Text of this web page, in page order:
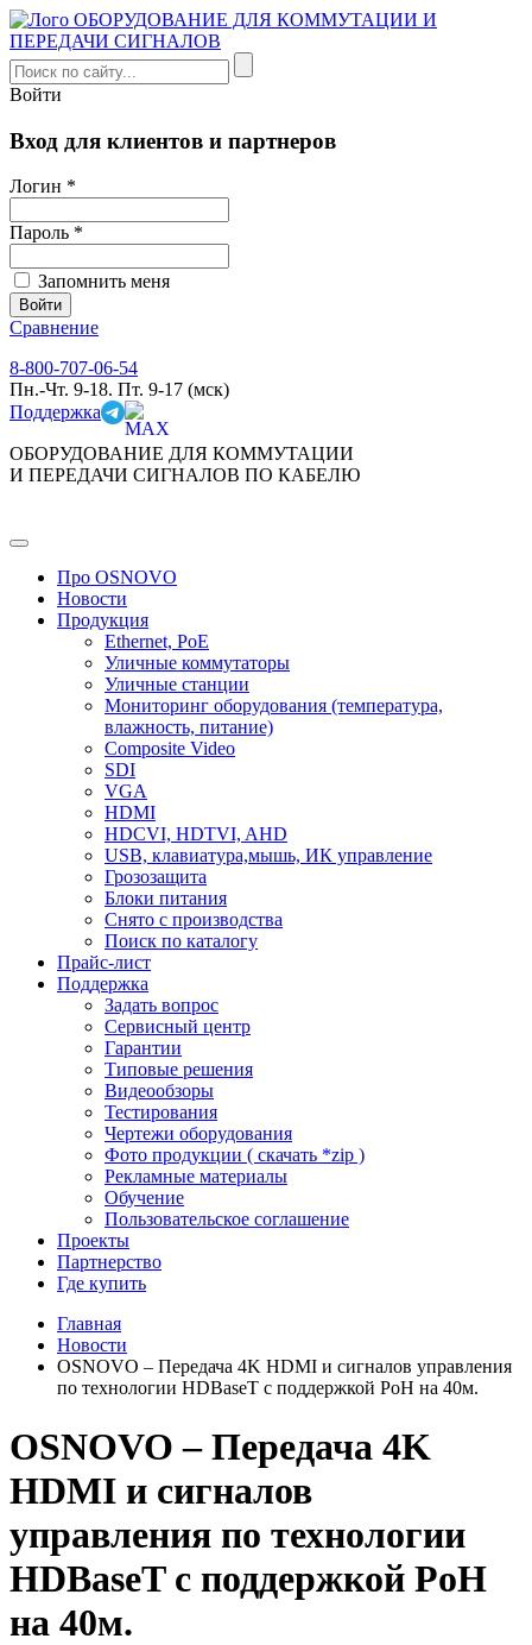
Войти
Вход для клиентов и партнеров
Логин *
Пароль *
Запомнить меня
Сравнение
8-800-707-06-54
Пн.-Чт. 9-18. Пт. 9-17 (мск)
Поддержка
ОБОРУДОВАНИЕ ДЛЯ КОММУТАЦИИ
И ПЕРЕДАЧИ СИГНАЛОВ ПО КАБЕЛЮ
Про OSNOVO
Новости
Продукция
Ethernet, PoE
Уличные коммутаторы
Уличные станции
Мониторинг оборудования (температура,
влажность, питание)
Composite Video
SDI
VGA
HDMI
HDCVI, HDTVI, AHD
USB, клавиатура,мышь, ИК управление
Грозозащита
Блоки питания
Снято с производства
Поиск по каталогу
Прайс-лист
Поддержка
Задать вопрос
Сервисный центр
Гарантии
Типовые решения
Видеообзоры
Тестирования
Чертежи оборудования
Фото продукции ( скачать *zip )
Рекламные материалы
Обучение
Пользовательское соглашение
Проекты
Партнерство
Где купить
Главная
Новости
OSNOVO – Передача 4K HDMI и сигналов управления
по технологии HDBaseT с поддержкой PoH на 40м.
OSNOVO – Передача 4K
HDMI и сигналов
управления по технологии
HDBaseT с поддержкой PoH
на 40м.